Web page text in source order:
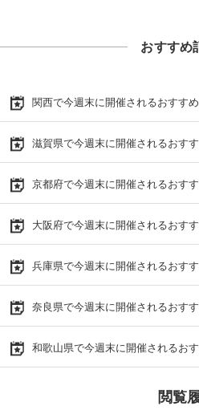
おすすめ
関西で今週末に開催されるおすす
滋賀県で今週末に開催されるおす
京都府で今週末に開催されるおす
大阪府で今週末に開催されるおす
兵庫県で今週末に開催されるおす
奈良県で今週末に開催されるおす
和歌山県で今週末に開催されるお
閲覧